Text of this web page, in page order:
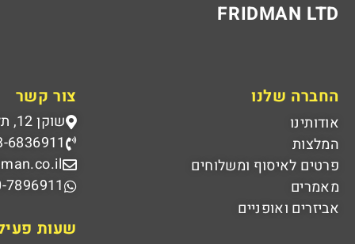
FRIDMAN LTD
החברה שלנו
אודותינו
המלצות
פרטים לאיסוף ומשלוחים
מאמרים
אביזרים ואופניים
צור קשר
שוקן 12, תל אביב
6836911
7896911
שעות